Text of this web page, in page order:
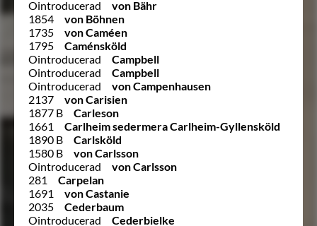
Ointroducerad
von Bähr
1854
von Böhnen
1735
von Caméen
1795
Caménsköld
Ointroducerad
Campbell
Ointroducerad
Campbell
Ointroducerad
von Campenhausen
2137
von Carisien
1877 B
Carleson
1661
Carlheim sedermera Carlheim-Gyllensköld
1890 B
Carlsköld
1580 B
von Carlsson
Ointroducerad
von Carlsson
281
Carpelan
1691
von Castanie
2035
Cederbaum
Ointroducerad
Cederbielke